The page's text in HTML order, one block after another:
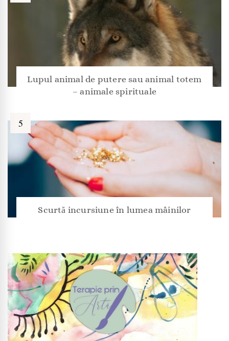
Lupul animal de putere sau animal totem
– animale spirituale
Scurtă incursiune în lumea mâinilor